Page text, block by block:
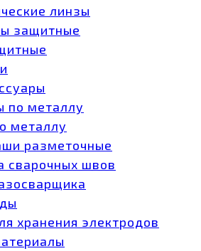
линзы
защитные
по металлу
металлу
разметочные
сварочных швов
хранения электродов